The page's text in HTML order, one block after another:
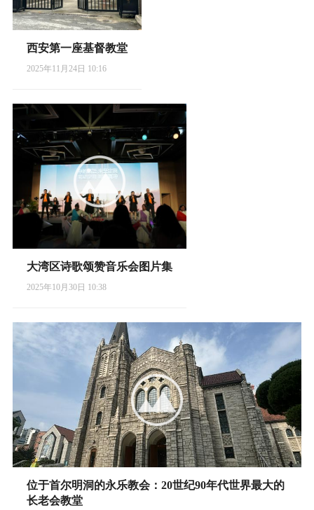
西安第一座基督教堂
2025年11月24日 10:16
大湾区诗歌颂赞音乐会图片集
2025年10月30日 10:38
位于首尔明洞的永乐教会：20世纪90年代世界最大的
长老会教堂